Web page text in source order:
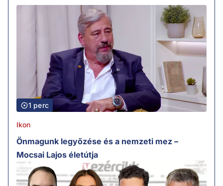
1 perc
Ikon
Önmagunk legyőzése és a nemzeti mez –
Mocsai Lajos életútja